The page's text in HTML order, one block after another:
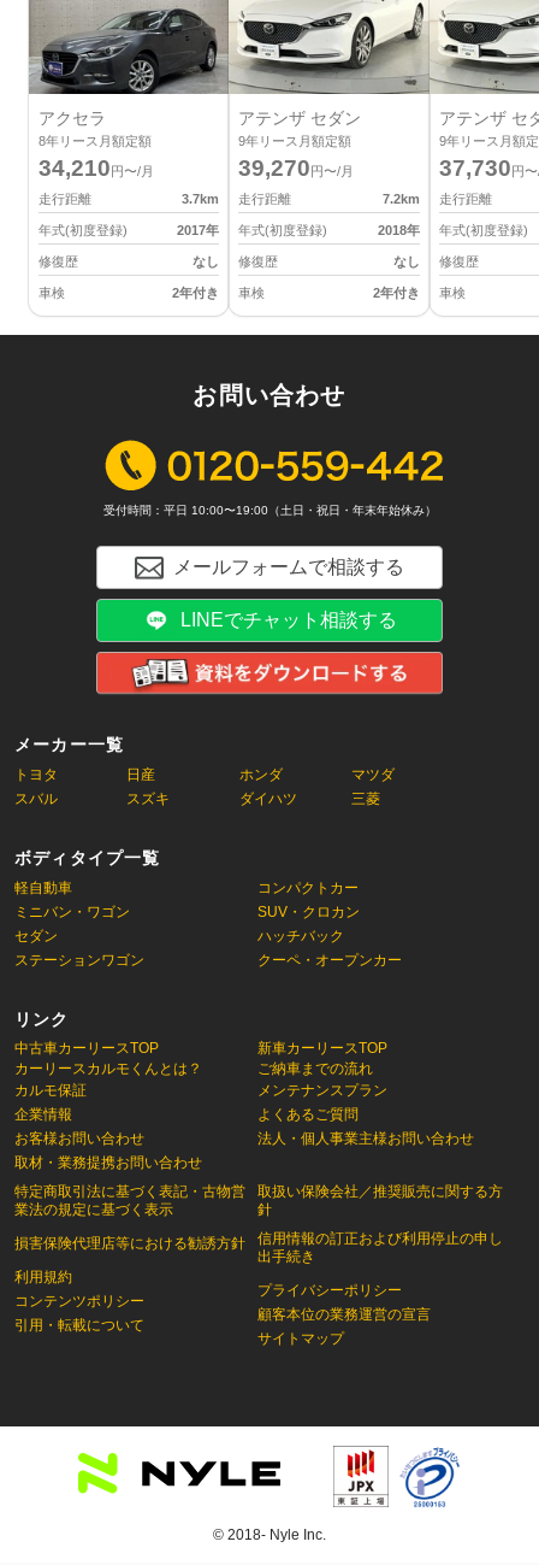
アクセラ
8年リース月額定額
34,210円〜/月
走行距離
3.7km
年式(初度登録) 2017年
修復歴 なし
車検 2年付き
アテンザ セダン
9年リース月額定額
39,270円〜/月
走行距離
7.2km
年式(初度登録) 2018年
修復歴 なし
車検 2年付き
アテンザ セ
9年リース月額
37,730円
走行距離
年式(初度登録)
修復歴
車検
メーカー一覧
トヨタ 日産 ホンダ
マツダ
スバル
スズキ ダイハツ 三菱
ボディタイプ一覧
軽自動車
コンパクトカー
ミニバン・ワゴン
SUV・クロカン
セダン
ハッチバック
ステーションワゴン
クーペ・オープンカー
リンク
中古車カーリースTOP
カーリースカルモくんとは？
新車カーリースTOP
ご納車までの流れ
カルモ保証
企業情報
お客様お問い合わせ
取材・業務提携お問い合わせ
特定商取引法に基づく表記・古物営
業法の規定に基づく表示
損害保険代理店等における勧誘方針
利用規約
コンテンツポリシー
引用・転載について
メンテナンスプラン
よくあるご質問
法人・個人事業主様お問い合わせ
取扱い保険会社／推奨販売に関する方
針
信用情報の訂正および利用停止の申し
出手続き
プライバシーポリシー
顧客本位の業務運営の宣言
サイトマップ
お問い合わせ
受付時間：平日 10:00〜19:00（土日・祝日・年末年始休み）
メールフォームで相談する
LINEでチャット相談する
© 2018- Nyle Inc.